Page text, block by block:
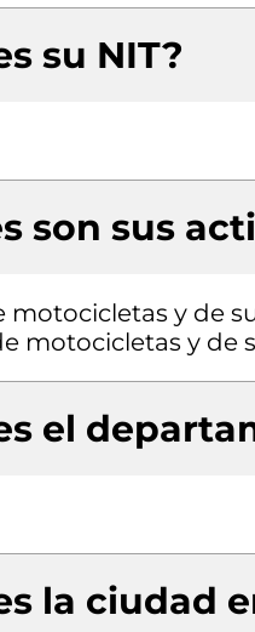
su NIT?
son sus
motocicletas y de
motocicletas y de
el
la ciudad